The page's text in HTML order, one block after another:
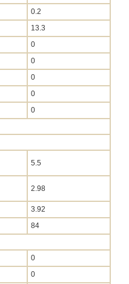
0.2
13.3
0
0
0
0
0
5.5
2.98
3.92
84
0
0